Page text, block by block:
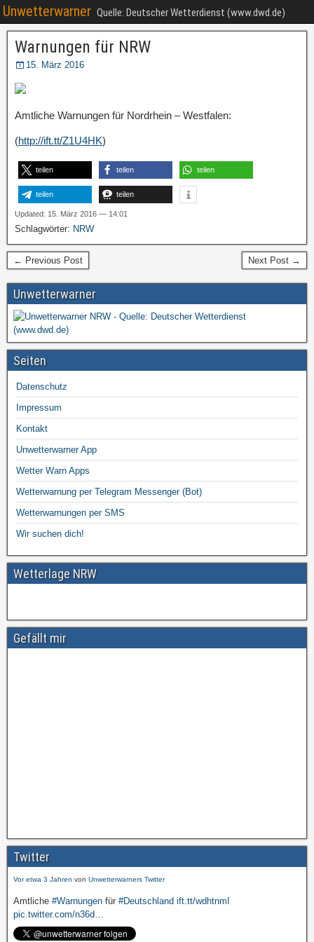
Unwetterwarner Quelle: Deutscher Wetterdienst (www.dwd.de)
Warnungen für NRW
15. März 2016
Amtliche Warnungen für Nordrhein – Westfalen:
(http://ift.tt/Z1U4HK)
teilen teilen teilen
teilen teilen
Updated: 15. März 2016 — 14:01
Schlagwörter: NRW
← Previous Post Next Post →
Unwetterwarner
Seiten
Datenschutz
Impressum
Kontakt
Unwetterwarner App
Wetter Warn Apps
Wetterwarnung per Telegram Messenger (Bot)
Wetterwarnungen per SMS
Wir suchen dich!
Wetterlage NRW
Gefällt mir
Twitter
Amtliche#Warnungenfür#Deutschland ift.tt/wdhtnmI
pic.twitter.com/cmFX…
pic.twitter.com/n36d…